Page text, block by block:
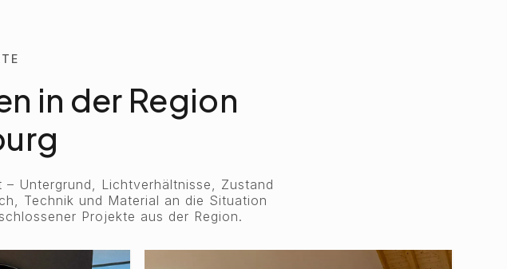
in der Region
Untergrund, Lichtverhältnisse, Zustand
Technik und Material an die Situation
Projekte aus der Region.